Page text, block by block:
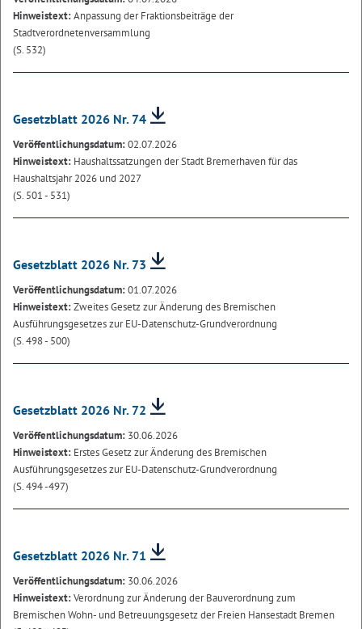
Hinweistext:Anpassung der Fraktionsbeiträge der
Stadtverordnetenversammlung
(S. 532)
Gesetzblatt 2026 Nr. 74
Veröffentlichungsdatum:02.07.2026
Hinweistext: Haushaltssatzungen der Stadt Bremerhaven für das
Haushaltsjahr 2026 und 2027
(S. 501 - 531)
Gesetzblatt 2026 Nr. 73
Veröffentlichungsdatum:01.07.2026
Hinweistext:Zweites Gesetz zur Änderung des Bremischen
Ausführungsgesetzes zur EU-Datenschutz-Grundverordnung
(S. 498 - 500)
Gesetzblatt 2026 Nr. 72
Veröffentlichungsdatum: 30.06.2026
Hinweistext: Erstes Gesetz zur Änderung des Bremischen
Ausführungsgesetzes zur EU-Datenschutz-Grundverordnung
(S. 494 -497)
Gesetzblatt 2026 Nr. 71
Veröffentlichungsdatum: 30.06.2026
Hinweistext:Verordnung zur Änderung der Bauverordnung zum
Bremischen Wohn- und Betreuungsgesetz der Freien Hansestadt Bremen